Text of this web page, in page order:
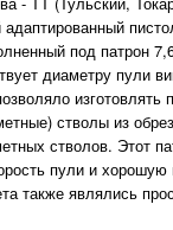
под патрон
диаметру пули
изготовлять
стволы из
стволов. Этот
пули и хорошую
также являлись